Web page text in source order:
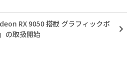
RX 9050 搭載 グラフィックボ
の取扱開始